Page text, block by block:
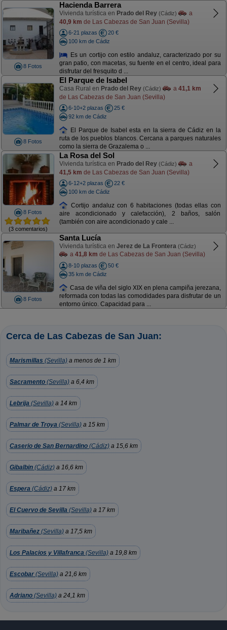
8 Fotos
Hacienda Barrera
Vivienda turística en Prado del Rey (Cádiz)
a
40,9 km de Las Cabezas de San Juan (Sevilla)
6-21 plazas
20 €
100 km de Cádiz
Es un cortijo con estilo andaluz, caracterizado por su
gran patio, con macetas, su fuente en el centro, ideal para
disfrutar del fresquito d ...
8 Fotos
El Parque de Isabel
Casa Rural en Prado del Rey (Cádiz) a 41,1 km
de Las Cabezas de San Juan (Sevilla)
6-10+2 plazas
25 €
92 km de Cádiz
El Parque de Isabel esta en la sierra de Cádiz en la
ruta de los pueblos blancos. Cercana a parques naturales
como la sierra de Grazalema o ...
8 Fotos
(3 comentarios)
La Rosa del Sol
Vivienda turística en Prado del Rey (Cádiz)
a
41,5 km de Las Cabezas de San Juan (Sevilla)
6-12+2 plazas
22 €
100 km de Cádiz
Cortijo andaluz con 6 habitaciones (todas ellas con
aire acondicionado y calefacción), 2 baños, salón
(también con aire acondicionado y cale ...
8 Fotos
Santa Lucía
Vivienda turística en Jerez de La Frontera (Cádiz)
a 41,8 km de Las Cabezas de San Juan (Sevilla)
8-10 plazas
50 €
35 km de Cádiz
Casa de viña del siglo XIX en plena campiña jerezana,
reformada con todas las comodidades para disfrutar de un
entorno único. Capacidad para ...
Cerca de Las Cabezas de San Juan:
Marismillas (Sevilla) a menos de 1 km
Sacramento (Sevilla) a 6,4 km
Lebrija (Sevilla) a 14 km
Palmar de Troya (Sevilla) a 15 km
Caserio de San Bernardino (Cádiz) a 15,6 km
Gibalbin (Cádiz) a 16,6 km
Espera (Cádiz) a 17 km
El Cuervo de Sevilla (Sevilla) a 17 km
Maribañez (Sevilla) a 17,5 km
Los Palacios y Villafranca (Sevilla) a 19,8 km
Escobar (Sevilla) a 21,6 km
Adriano (Sevilla) a 24,1 km